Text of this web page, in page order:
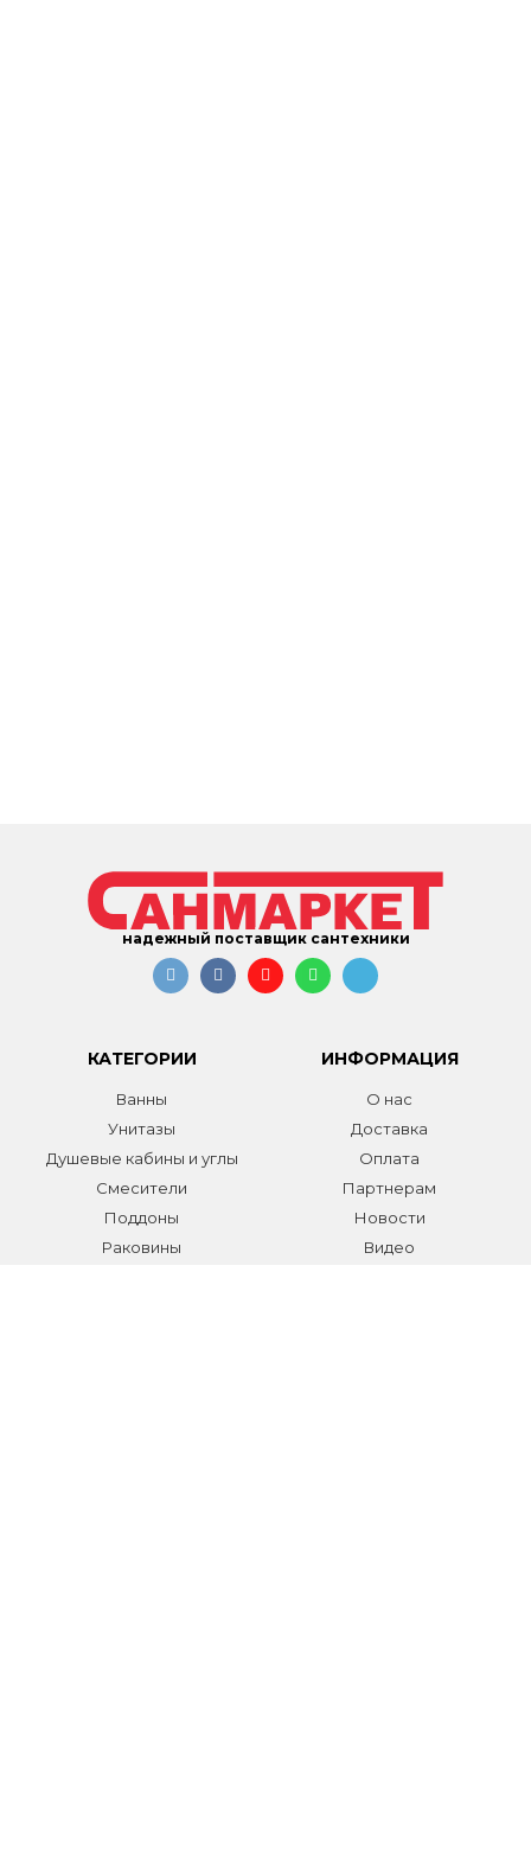
надежный поставщик сантехники
КАТЕГОРИИ
Ванны
Унитазы
Душевые кабины и углы
Смесители
Поддоны
Раковины
ИНФОРМАЦИЯ
О нас
Доставка
Оплата
Партнерам
Новости
Видео